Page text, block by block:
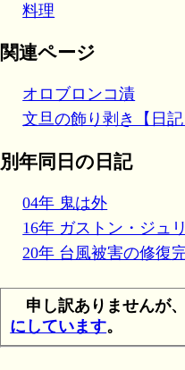
料理
関連ページ
オロブロンコ漬
文旦の飾り剥き【日記
別年同日の日記
04年 鬼は外
16年 ガストン・ジュ
20年 台風被害の修復
申し訳ありませんが
にしています。